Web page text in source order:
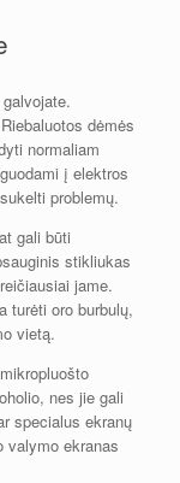
dėmės
normaliam
į elektros
problemų.
gali būti
stikliukas
jame.
turėti oro burbulų,
vietą.
nes jie gali
specialus ekranų
valymo ekranas